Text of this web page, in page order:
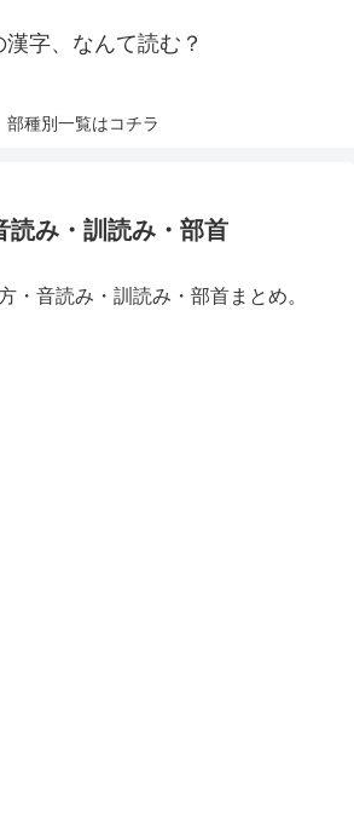
漢字、なんて読む？
部種別一覧はコチラ
読み・訓読み・部首
・音読み・訓読み・部首まとめ。